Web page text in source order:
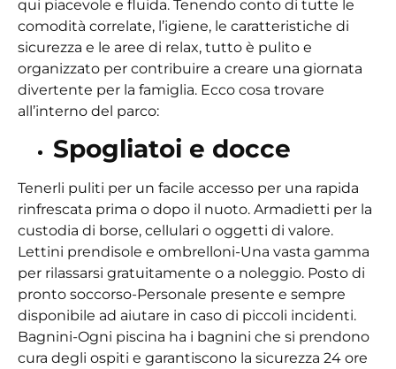
qui piacevole e fluida. Tenendo conto di tutte le
comodità correlate, l’igiene, le caratteristiche di
sicurezza e le aree di relax, tutto è pulito e
organizzato per contribuire a creare una giornata
divertente per la famiglia. Ecco cosa trovare
all’interno del parco:
Spogliatoi e docce
Tenerli puliti per un facile accesso per una rapida
rinfrescata prima o dopo il nuoto. Armadietti per la
custodia di borse, cellulari o oggetti di valore.
Lettini prendisole e ombrelloni-Una vasta gamma
per rilassarsi gratuitamente o a noleggio. Posto di
pronto soccorso-Personale presente e sempre
disponibile ad aiutare in caso di piccoli incidenti.
Bagnini-Ogni piscina ha i bagnini che si prendono
cura degli ospiti e garantiscono la sicurezza 24 ore